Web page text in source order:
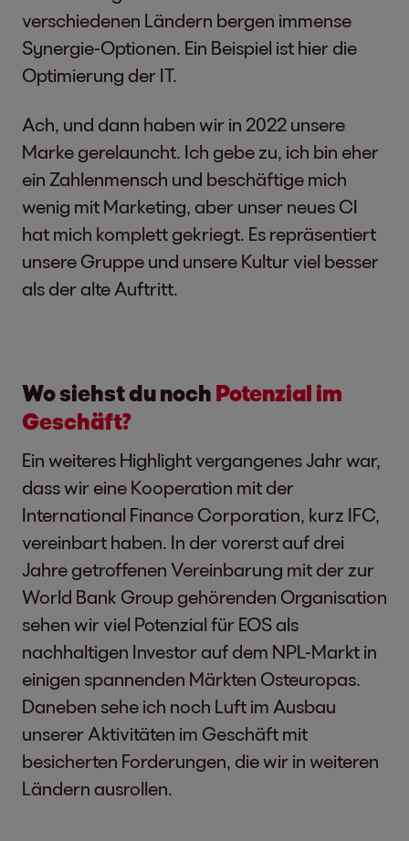
verschiedenen Ländern bergen immense
Synergie-Optionen. Ein Beispiel ist hier die
Optimierung der IT.
Ach, und dann haben wir in 2022 unsere
Marke gerelauncht. Ich gebe zu, ich bin eher
ein Zahlenmensch und beschäftige mich
wenig mit Marketing, aber unser neues CI
hat mich komplett gekriegt. Es repräsentiert
unsere Gruppe und unsere Kultur viel besser
als der alte Auftritt.
Wo siehst du noch Potenzial im
Geschäft?
Ein weiteres Highlight vergangenes Jahr war,
dass wir eine Kooperation mit der
International Finance Corporation, kurz IFC,
vereinbart haben. In der vorerst auf drei
Jahre getroffenen Vereinbarung mit der zur
World Bank Group gehörenden Organisation
sehen wir viel Potenzial für EOS als
nachhaltigen Investor auf dem NPL-Markt in
einigen spannenden Märkten Osteuropas.
Daneben sehe ich noch Luft im Ausbau
unserer Aktivitäten im Geschäft mit
besicherten Forderungen, die wir in weiteren
Ländern ausrollen.